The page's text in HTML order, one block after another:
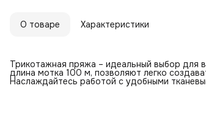
О товаре Характеристики
Трикотажная пряжа – идеальный выбор для
длина мотка 100 м, позволяют легко
Наслаждайтесь работой с удобными